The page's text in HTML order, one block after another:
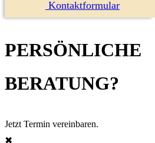
Kontaktformular
PERSÖNLICHE
BERATUNG?
Jetzt Termin vereinbaren.
✖︎